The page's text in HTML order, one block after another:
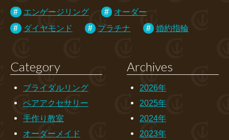
エンゲージリング
オーダー
ダイヤモンド
プラチナ 婚約指輪
Category
ブライダルリング
ペアアクセサリー
手作り教室
オーダーメイド
Archives
2026年
2025年
2024年
2023年